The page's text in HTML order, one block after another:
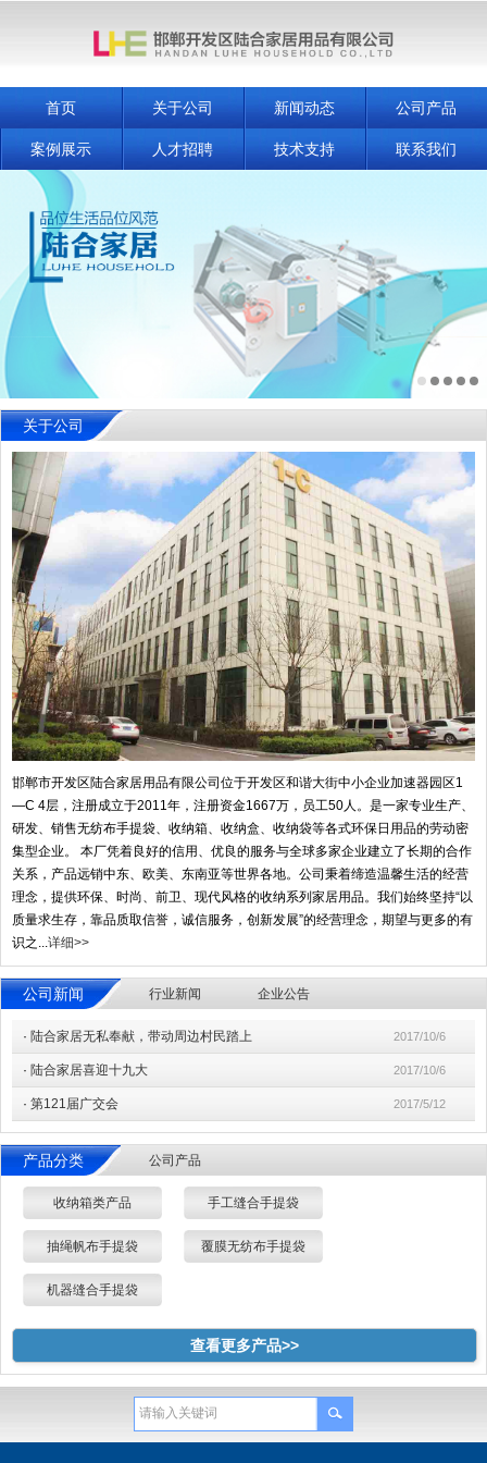
首页 关于公司 新闻动态 公司产品
案例展示 人才招聘 技术支持 联系我们
关于公司
邯郸市开发区陆合家居用品有限公司位于开发区和谐大街中小企业加速器园区1
—C 4层，注册成立于2011年，注册资金1667万，员工50人。是一家专业生产、
研发、销售无纺布手提袋、收纳箱、收纳盒、收纳袋等各式环保日用品的劳动密
集型企业。 本厂凭着良好的信用、优良的服务与全球多家企业建立了长期的合作
关系，产品远销中东、欧美、东南亚等世界各地。公司秉着缔造温馨生活的经营
理念，提供环保、时尚、前卫、现代风格的收纳系列家居用品。我们始终坚持“以
质量求生存，靠品质取信誉，诚信服务，创新发展”的经营理念，期望与更多的有
识之...详细>>
公司新闻 行业新闻 企业公告
· 陆合家居无私奉献，带动周边村民踏上 2017/10/6
· 陆合家居喜迎十九大 2017/10/6
· 第121届广交会 2017/5/12
产品分类 公司产品
收纳箱类产品 手工缝合手提袋
抽绳帆布手提袋 覆膜无纺布手提袋
机器缝合手提袋
查看更多产品>>